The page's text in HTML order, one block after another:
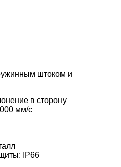
штоком и
в сторону
мм/с
IP66